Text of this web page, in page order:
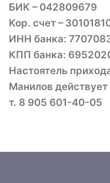
БИК – 042809679
Кор. счет –
ИНН банка:
КПП банка:
Настоятель
Манилов действует
т. 8 905 601-40-05